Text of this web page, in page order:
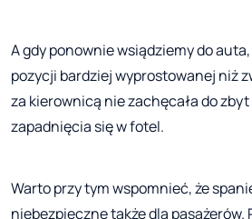
A gdy ponownie wsiądziemy do
pozycji bardziej wyprostowanej niż
za kierownicą nie zachęcała do
zapadnięcia się w fotel.
Warto przy tym wspomnieć, że
niebezpieczne także dla pasażerów.